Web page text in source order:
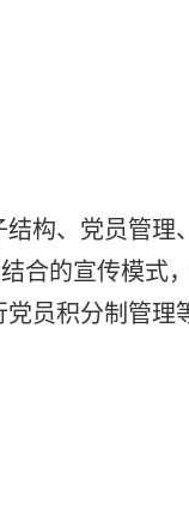
构、党员管
合的宣传模式
员积分制管